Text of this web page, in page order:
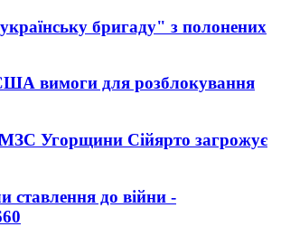
бригаду" з полонених
вимоги для розблокування
Угорщини Сійярто загрожує
ставлення до війни -